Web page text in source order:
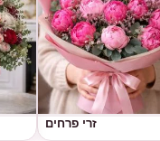
זרי פרחים